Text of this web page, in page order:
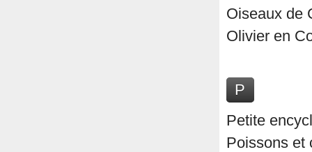
Oiseaux de
Olivier en
P
Petite
Poissons et